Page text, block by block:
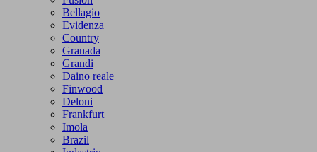
Bellagio
Evidenza
Country
Granada
Grandi
Daino reale
Finwood
Deloni
Frankfurt
Imola
Brazil